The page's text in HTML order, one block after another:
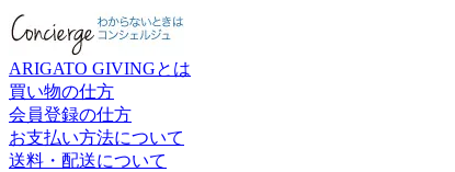
ARIGATO GIVINGとは
買い物の仕方
会員登録の仕方
お支払い方法について
送料・配送について